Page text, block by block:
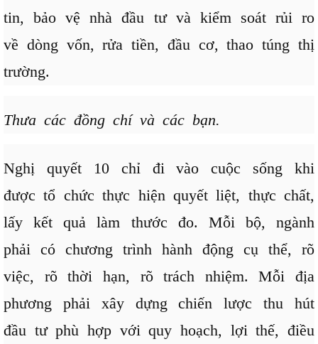
tin, bảo vệ nhà đầu tư và kiểm soát rủi ro
về dòng vốn, rửa tiền, đầu cơ, thao túng thị
trường.
Thưa các đồng chí và các bạn.
Nghị quyết 10 chỉ đi vào cuộc sống khi
được tổ chức thực hiện quyết liệt, thực chất,
lấy kết quả làm thước đo. Mỗi bộ, ngành
phải có chương trình hành động cụ thể, rõ
việc, rõ thời hạn, rõ trách nhiệm. Mỗi địa
phương phải xây dựng chiến lược thu hút
đầu tư phù hợp với quy hoạch, lợi thế, điều